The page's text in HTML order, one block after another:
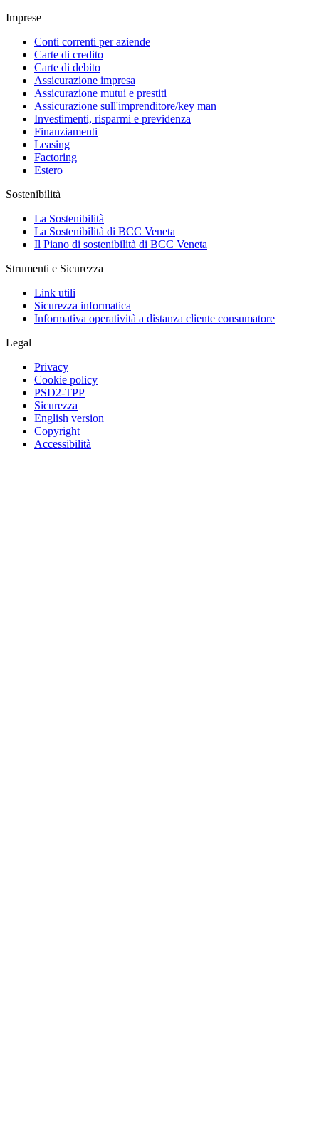
Imprese
Conti correnti per aziende
Carte di credito
Carte di debito
Assicurazione impresa
Assicurazione mutui e prestiti
Assicurazione sull'imprenditore/key man
Investimenti, risparmi e previdenza
Finanziamenti
Leasing
Factoring
Estero
Sostenibilità
La Sostenibilità
La Sostenibilità di BCC Veneta
Il Piano di sostenibilità di BCC Veneta
Strumenti e Sicurezza
Link utili
Sicurezza informatica
Informativa operatività a distanza cliente consumatore
Legal
Privacy
Cookie policy
PSD2-TPP
Sicurezza
English version
Copyright
Accessibilità